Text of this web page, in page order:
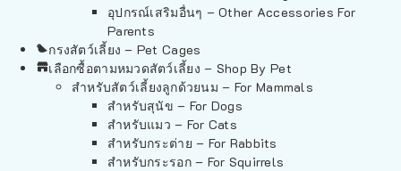
อุปกรณ์เสริมอื่นๆ – Other Accessories For
Parents
กรงสัตว์เลี้ยง – Pet Cages
เลือกซื้อตามหมวดสัตว์เลี้ยง – Shop By Pet
สำหรับสัตว์เลี้ยงลูกด้วยนม – For Mammals
สำหรับสุนัข – For Dogs
สำหรับแมว – For Cats
สำหรับกระต่าย – For Rabbits
สำหรับกระรอก – For Squirrels